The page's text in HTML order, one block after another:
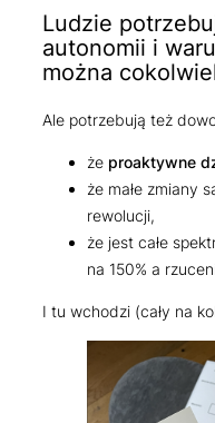
Ludzie
autonomii i
można
Ale potrzebują też
że proaktywne
że małe zmiany
rewolucji,
że jest całe
na 150% a
I tu wchodzi (cały na